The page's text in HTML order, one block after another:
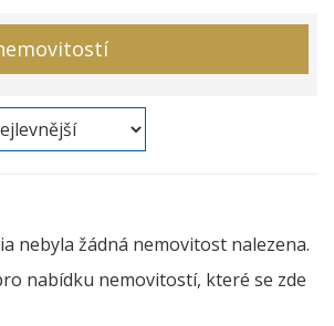
nebyla žádná nemovitost nalezena.
nabídku nemovitostí, které se zde